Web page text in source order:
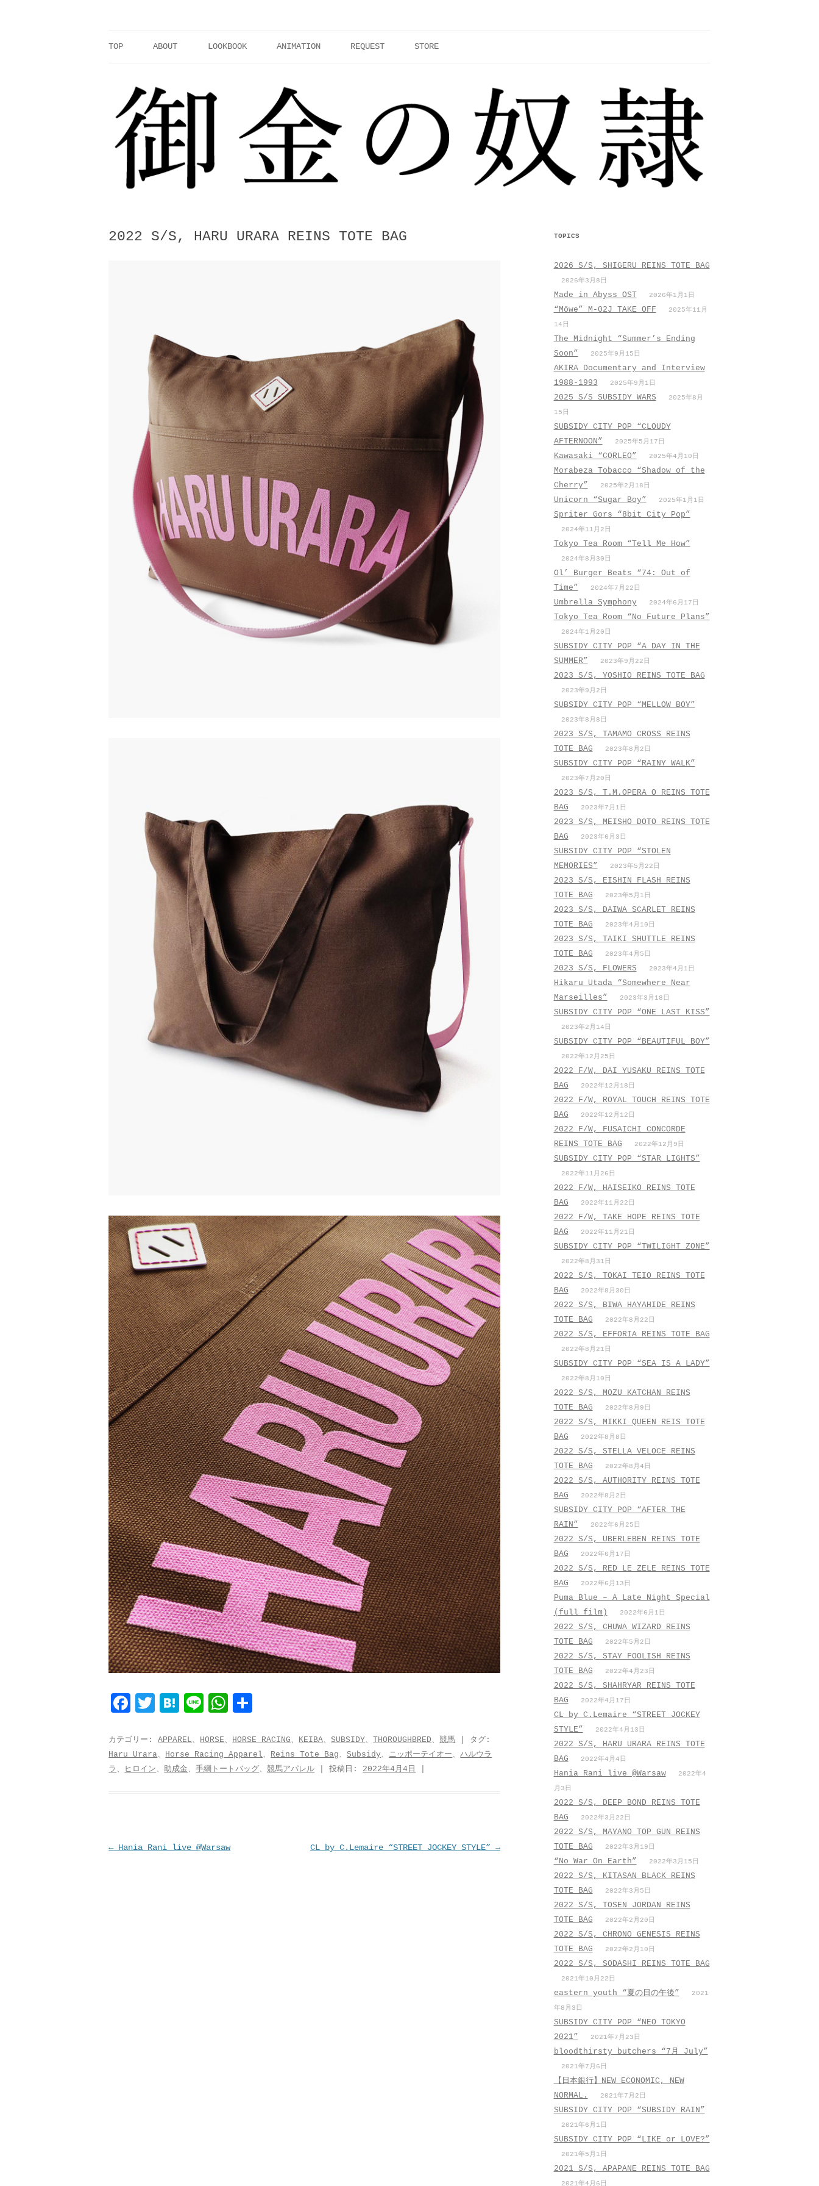
へ
TOP ABOUT LOOKBOOK ANIMATION REQUEST STORE
2022 S/S, HARU URARA REINS TOTE BAG
F
c
e
k
T
i
t
H
t
e
L
n
e
W
a
t
カテゴリー:APPAREL、 HORSE、 HORSE RACING、 KEIBA、SUBSIDY、THOROUGHBRED、競馬 | タグ:
Haru Urara、 Horse Racing Apparel、 Reins Tote Bag、Subsidy、 ニッポーテイオー、ハルウラ
ラ 、 ヒロイン、助成金、手綱トートバッグ、競馬アパレル | 投稿日: 2022年4月4日
投
←Hania Rani live @Warsaw CL by C.Lemaire “STREET JOCKEY STYLE”→
TOPICS
2026 S/S, SHIGERU REINS TOTE BAG
2026年3月8日
Made in Abyss OST 2026年1月1日
“Möwe” M-02J TAKE OFF
2025年11月
14日
The Midnight “Summer’s Ending
Soon”
2025年9月15日
AKIRA Documentary and Interview
1988-1993
2025年9月1日
2025 S/S SUBSIDY WARS
2025年8月
15日
SUBSIDY CITY POP “CLOUDY
AFTERNOON”
2025年5月17日
Kawasaki “CORLEO” 2025年4月10日
Morabeza Tobacco “Shadow of the
Cherry”
2025年2月18日
Unicorn “Sugar Boy” 2025年1月1日
Spriter Gors “8bit City Pop”
2024年11月2日
Tokyo Tea Room “Tell Me How”
2024年8月30日
Ol’ Burger Beats “74: Out of
Time”
2024年7月22日
Umbrella Symphony 2024年6月17日
Tokyo Tea Room “No Future Plans”
2024年1月20日
SUBSIDY CITY POP “A DAY IN THE
SUMMER”
2023年9月22日
2023 S/S, YOSHIO REINS TOTE BAG
2023年9月2日
SUBSIDY CITY POP “MELLOW BOY”
2023年8月8日
2023 S/S, TAMAMO CROSS REINS
TOTE BAG
2023年8月2日
SUBSIDY CITY POP “RAINY WALK”
2023年7月20日
2023 S/S, T.M.OPERA O REINS TOTE
BAG
2023年7月1日
2023 S/S, MEISHO DOTO REINS TOTE
BAG
2023年6月3日
SUBSIDY CITY POP “STOLEN
MEMORIES”
2023年5月22日
2023 S/S, EISHIN FLASH REINS
TOTE BAG
2023年5月1日
2023 S/S, DAIWA SCARLET REINS
TOTE BAG
2023年4月10日
2023 S/S, TAIKI SHUTTLE REINS
TOTE BAG
2023年4月5日
2023 S/S, FLOWERS 2023年4月1日
Hikaru Utada “Somewhere Near
Marseilles”
2023年3月18日
SUBSIDY CITY POP “ONE LAST KISS”
2023年2月14日
SUBSIDY CITY POP “BEAUTIFUL BOY”
2022年12月25日
2022 F/W, DAI YUSAKU REINS TOTE
BAG
2022年12月18日
2022 F/W, ROYAL TOUCH REINS TOTE
BAG
2022年12月12日
2022 F/W, FUSAICHI CONCORDE
REINS TOTE BAG
2022年12月9日
SUBSIDY CITY POP “STAR LIGHTS”
2022年11月26日
2022 F/W, HAISEIKO REINS TOTE
BAG
2022年11月22日
2022 F/W, TAKE HOPE REINS TOTE
BAG
2022年11月21日
SUBSIDY CITY POP “TWILIGHT ZONE”
2022年8月31日
2022 S/S, TOKAI TEIO REINS TOTE
BAG
2022年8月30日
2022 S/S, BIWA HAYAHIDE REINS
TOTE BAG
2022年8月22日
2022 S/S, EFFORIA REINS TOTE BAG
2022年8月21日
SUBSIDY CITY POP “SEA IS A LADY”
2022年8月10日
2022 S/S, MOZU KATCHAN REINS
TOTE BAG
2022年8月9日
2022 S/S, MIKKI QUEEN REIS TOTE
BAG
2022年8月8日
2022 S/S, STELLA VELOCE REINS
TOTE BAG
2022年8月4日
2022 S/S, AUTHORITY REINS TOTE
BAG
2022年8月2日
SUBSIDY CITY POP “AFTER THE
RAIN”
2022年6月25日
2022 S/S, UBERLEBEN REINS TOTE
BAG
2022年6月17日
2022 S/S, RED LE ZELE REINS TOTE
BAG
2022年6月13日
Puma Blue – A Late Night Special
(full film)
2022年6月1日
2022 S/S, CHUWA WIZARD REINS
TOTE BAG
2022年5月2日
2022 S/S, STAY FOOLISH REINS
TOTE BAG
2022年4月23日
2022 S/S, SHAHRYAR REINS TOTE
BAG
2022年4月17日
CL by C.Lemaire “STREET JOCKEY
STYLE”
2022年4月13日
2022 S/S, HARU URARA REINS TOTE
BAG
2022年4月4日
Hania Rani live @Warsaw
2022年4
月3日
2022 S/S, DEEP BOND REINS TOTE
BAG
2022年3月22日
2022 S/S, MAYANO TOP GUN REINS
TOTE BAG
2022年3月19日
“No War On Earth” 2022年3月15日
2022 S/S, KITASAN BLACK REINS
TOTE BAG
2022年3月5日
2022 S/S, TOSEN JORDAN REINS
TOTE BAG
2022年2月20日
2022 S/S, CHRONO GENESIS REINS
TOTE BAG
2022年2月10日
2022 S/S, SODASHI REINS TOTE BAG
2021年10月22日
eastern youth “夏の日の午後”
2021
年8月3日
SUBSIDY CITY POP “NEO TOKYO
2021”
2021年7月23日
bloodthirsty butchers “7月_July”
2021年7月6日
【日本銀行】NEW ECONOMIC, NEW
NORMAL.
2021年7月2日
SUBSIDY CITY POP “SUBSIDY RAIN”
2021年6月1日
SUBSIDY CITY POP “LIKE or LOVE?”
2021年5月1日
2021 S/S, APAPANE REINS TOTE BAG
2021年4月6日